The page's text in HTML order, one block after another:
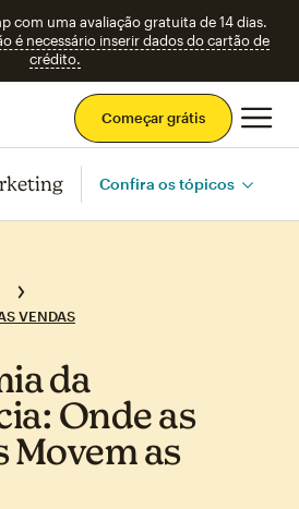
com uma avaliação gratuita de 14 dias.
é necessário inserir dados do cartão de
crédito.
Começar grátis
Confira os tópicos
VENDAS
da
Onde as
Movem as